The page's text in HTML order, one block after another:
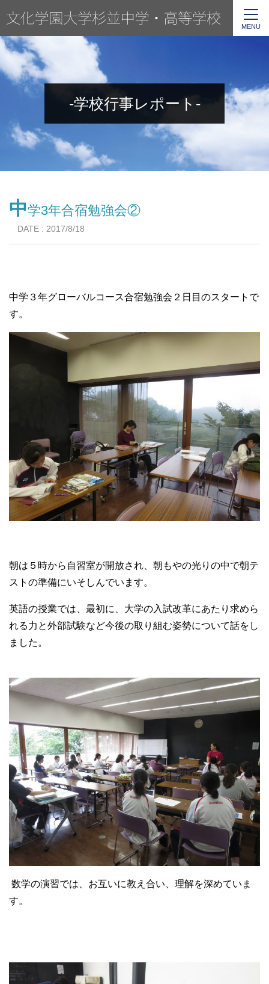
MENU
-学校行事レポート-
中学3年合宿勉強会②
DATE : 2017/8/18
中学３年グローバルコース合宿勉強会２日目のスタートで
す。
朝は５時から自習室が開放され、朝もやの光りの中で朝テ
ストの準備にいそしんでいます。
英語の授業では、最初に、大学の入試改革にあたり求めら
れる力と外部試験など今後の取り組む姿勢について話をし
ました。
数学の演習では、お互いに教え合い、理解を深めていま
す。